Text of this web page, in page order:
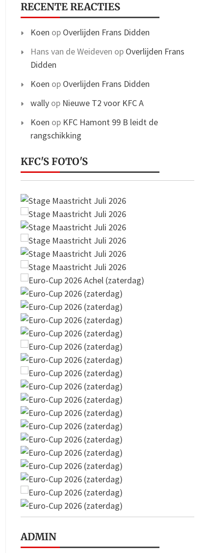
RECENTE REACTIES
Koen op Overlijden Frans Didden
Hans van de Weideven op Overlijden Frans
Didden
Koen op Overlijden Frans Didden
wallyop Nieuwe T2 voor KFC A
Koen op KFC Hamont 99 B leidt de
rangschikking
KFC'S FOTO'S
ADMIN